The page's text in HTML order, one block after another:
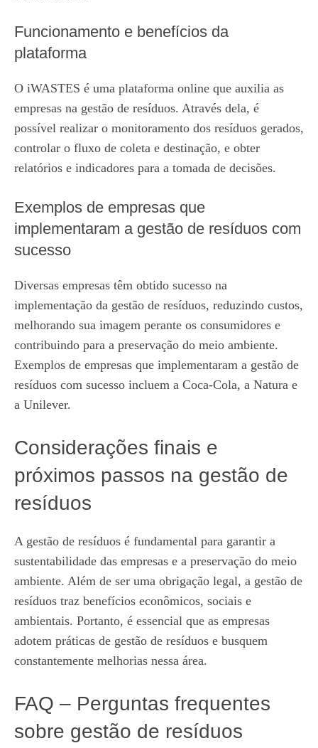
Funcionamento e benefícios da
plataforma
O iWASTES é uma plataforma online que auxilia as
empresas na gestão de resíduos. Através dela, é
possível realizar o monitoramento dos resíduos gerados,
controlar o fluxo de coleta e destinação, e obter
relatórios e indicadores para a tomada de decisões.
Exemplos de empresas que
implementaram a gestão de resíduos com
sucesso
Diversas empresas têm obtido sucesso na
implementação da gestão de resíduos, reduzindo custos,
melhorando sua imagem perante os consumidores e
contribuindo para a preservação do meio ambiente.
Exemplos de empresas que implementaram a gestão de
resíduos com sucesso incluem a Coca-Cola, a Natura e
a Unilever.
Considerações finais e
próximos passos na gestão de
resíduos
A gestão de resíduos é fundamental para garantir a
sustentabilidade das empresas e a preservação do meio
ambiente. Além de ser uma obrigação legal, a gestão de
resíduos traz benefícios econômicos, sociais e
ambientais. Portanto, é essencial que as empresas
adotem práticas de gestão de resíduos e busquem
constantemente melhorias nessa área.
FAQ – Perguntas frequentes
sobre gestão de resíduos